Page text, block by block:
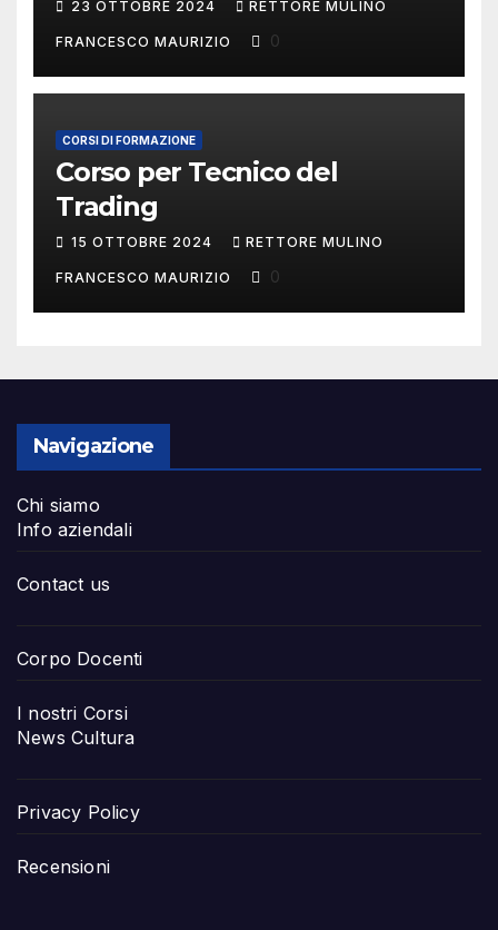
23 OTTOBRE 2024 RETTORE MULINO
FRANCESCO MAURIZIO 0
CORSI DI FORMAZIONE
Corso per Tecnico del
Trading
15 OTTOBRE 2024 RETTORE MULINO
FRANCESCO MAURIZIO 0
Navigazione
Chi siamo
Info aziendali
Contact us
Corpo Docenti
I nostri Corsi
News Cultura
Privacy Policy
Recensioni